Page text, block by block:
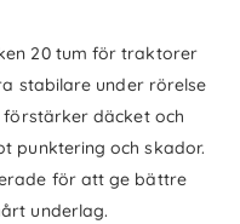
20 tum för traktorer
stabilare under rörelse
däcket och
punktering och skador.
för att ge bättre
underlag.